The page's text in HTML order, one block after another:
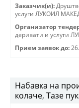
Заказчик(и):
услуги ЛУКОИЛ
Организатор
деривати и услуги
Прием заявок до:
Набавка на
колаче, Тазе